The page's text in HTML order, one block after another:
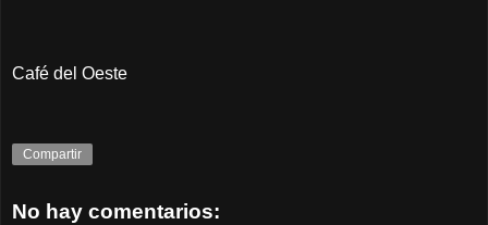
Café del Oeste
Compartir
No hay comentarios: